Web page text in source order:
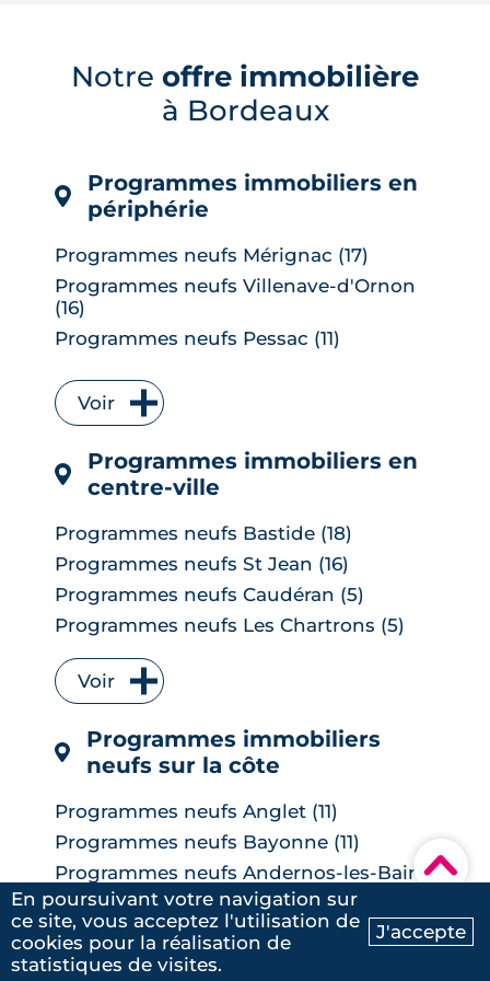
Ma recherche Contactez-nous
▾
Dans notre recherche de projet d'
investissement, nous avons eu
comme interlocuteur Monsieur
Pierre CORBET qui a fait preuve
ses quartiers, de son cadre de vie et de
son marché immobilier pour qui
envisage de ...
Notre offre immobilière
à Bordeaux
Programmes immobiliers en
périphérie
Programmes neufs Mérignac (17)
Programmes neufs Villenave-d'Ornon
(16)
Programmes neufs Pessac (11)
Programmes neufs Bruges (7)
Programmes neufs Floirac (7)
Programmes neufs Le Bouscat (6)
Programmes neufs Cenon (6)
Programmes neufs Lormont (6)
Programmes neufs Le Taillan-Médoc (6)
Programmes neufs Carbon-Blanc (5)
Programmes neufs Parempuyre (5)
Bordeaux (4)
Programmes neufs Bègles (4)
Programmes neufs Blanquefort (4)
Programmes neufs Ambarès-et-
Lagrave (3)
Programmes neufs Gradignan (3)
Programmes neufs Saint-Médard-en-
Jalles (3)
Programmes neufs Martignas-sur-Jalle
(2)
Programmes neufs Montussan (2)
Voir
Programmes immobiliers en
centre-ville
Programmes neufs Bastide (18)
Programmes neufs St Jean (16)
Programmes neufs Caudéran (5)
Programmes neufs Les Chartrons (5)
Programmes neufs Lac (5)
Programmes neufs Les Capucins (3)
Programmes neufs Bacalan (1)
Programmes neufs Hotel de ville
Quinconces (1)
Voir
Programmes immobiliers
neufs sur la côte
Programmes neufs Anglet (11)
Programmes neufs Bayonne (11)
Programmes neufs Andernos-les-Bains
(10)
Programmes neufs Gujan-Mestras (9)
Programmes neufs La Teste-de-Buch
Voir
En poursuivant votre navigation sur
ce site, vous acceptez l'utilisation de
cookies pour la réalisation de
statistiques de visites.
J'accepte